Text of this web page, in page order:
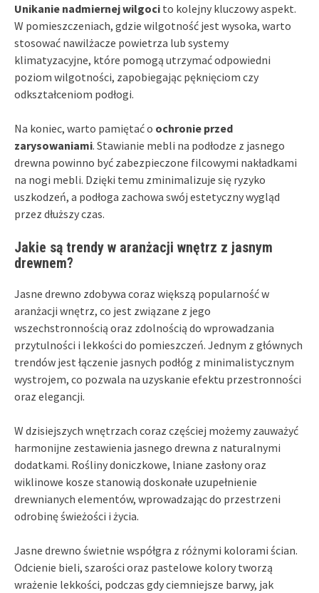
Unikanie nadmiernej wilgoci to kolejny kluczowy aspekt.
W pomieszczeniach, gdzie wilgotność jest wysoka, warto
stosować nawilżacze powietrza lub systemy
klimatyzacyjne, które pomogą utrzymać odpowiedni
poziom wilgotności, zapobiegając pęknięciom czy
odkształceniom podłogi.
Na koniec, warto pamiętać o ochronie przed
zarysowaniami. Stawianie mebli na podłodze z jasnego
drewna powinno być zabezpieczone filcowymi nakładkami
na nogi mebli. Dzięki temu zminimalizuje się ryzyko
uszkodzeń, a podłoga zachowa swój estetyczny wygląd
przez dłuższy czas.
Jakie są trendy w aranżacji wnętrz z jasnym
drewnem?
Jasne drewno zdobywa coraz większą popularność w
aranżacji wnętrz, co jest związane z jego
wszechstronnością oraz zdolnością do wprowadzania
przytulności i lekkości do pomieszczeń. Jednym z głównych
trendów jest łączenie jasnych podłóg z minimalistycznym
wystrojem, co pozwala na uzyskanie efektu przestronności
oraz elegancji.
W dzisiejszych wnętrzach coraz częściej możemy zauważyć
harmonijne zestawienia jasnego drewna z naturalnymi
dodatkami. Rośliny doniczkowe, lniane zasłony oraz
wiklinowe kosze stanowią doskonałe uzupełnienie
drewnianych elementów, wprowadzając do przestrzeni
odrobinę świeżości i życia.
Jasne drewno świetnie współgra z różnymi kolorami ścian.
Odcienie bieli, szarości oraz pastelowe kolory tworzą
wrażenie lekkości, podczas gdy ciemniejsze barwy, jak